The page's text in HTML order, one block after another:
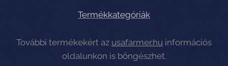
Termékkategóriák
További termékekért az usafarmer.hu információs
oldalunkon is böngészhet.